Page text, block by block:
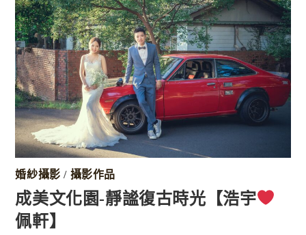
婚紗攝影 / 攝影作品
成美文化園-靜謐復古時光【浩宇
佩軒】